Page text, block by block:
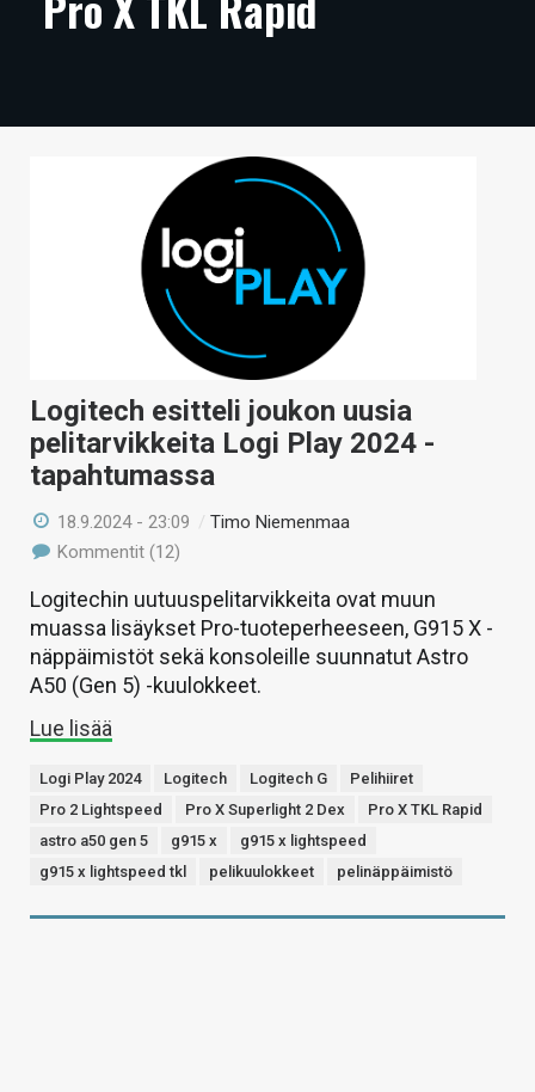
ARTIKKELIT
TECHBBS
HAKU
Logitech esitteli joukon uusia
pelitarvikkeita Logi Play 2024 -
tapahtumassa
18.9.2024 - 23:09 /Timo Niemenmaa
Kommentit (12)
Logitechin uutuuspelitarvikkeita ovat muun
muassa lisäykset Pro-tuoteperheeseen, G915 X -
näppäimistöt sekä konsoleille suunnatut Astro
A50 (Gen 5) -kuulokkeet.
Lue lisää
Logi Play 2024 Logitech Logitech G
Pelihiiret
Pro 2 Lightspeed
Pro X Superlight 2 Dex
Pro X TKL Rapid
astro a50 gen 5
g915 x
g915 x lightspeed
g915 x lightspeed tkl
pelikuulokkeet pelinäppäimistö